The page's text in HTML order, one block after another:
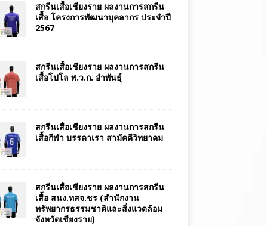
สกรีนเสื้อเชียงราย ผลงานการสกรีน
เสื้อ โครงการพัฒนาบุคลากร ประจำปี
2567
สกรีนเสื้อเชียงราย ผลงานการสกรีน
เสื้อโปโล พ.ว.ก. อำพันธุ์
สกรีนเสื้อเชียงราย ผลงานการสกรีน
เสื้อกีฬา บรรดาเรา สามัคคีวิทยาคม
สกรีนเสื้อเชียงราย ผลงานการสกรีน
เสื้อ สนง.ทสจ.ชร (สำนักงาน
ทรัพยากรธรรมชาติและสิ่งแวดล้อม
จังหวัดเชียงราย)